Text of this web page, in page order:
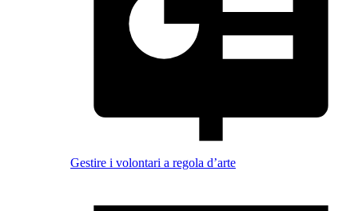
Gestire i volontari a regola d’arte